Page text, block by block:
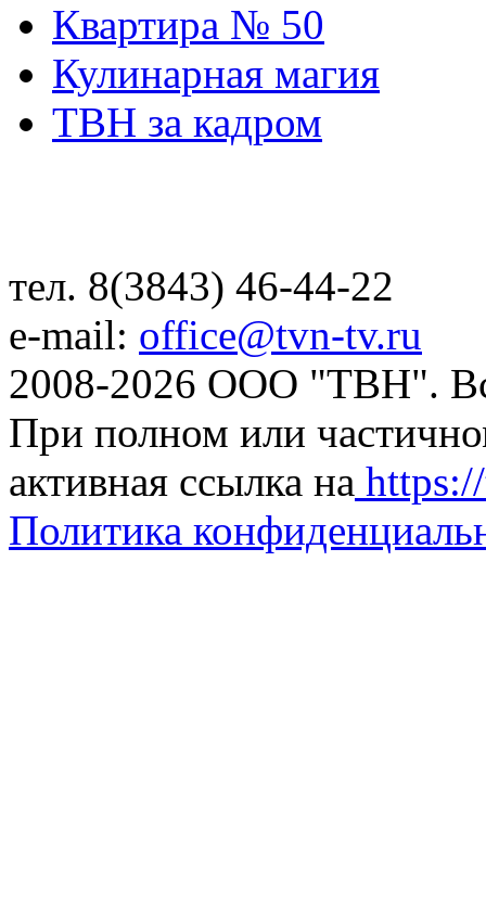
Квартира № 50
Кулинарная магия
ТВН за кадром
тел. 8(3843) 46-44-22
e-mail: office@tvn-tv.ru
2008-2026 ООО "ТВН".
При полном или
активная ссылка на
Политика